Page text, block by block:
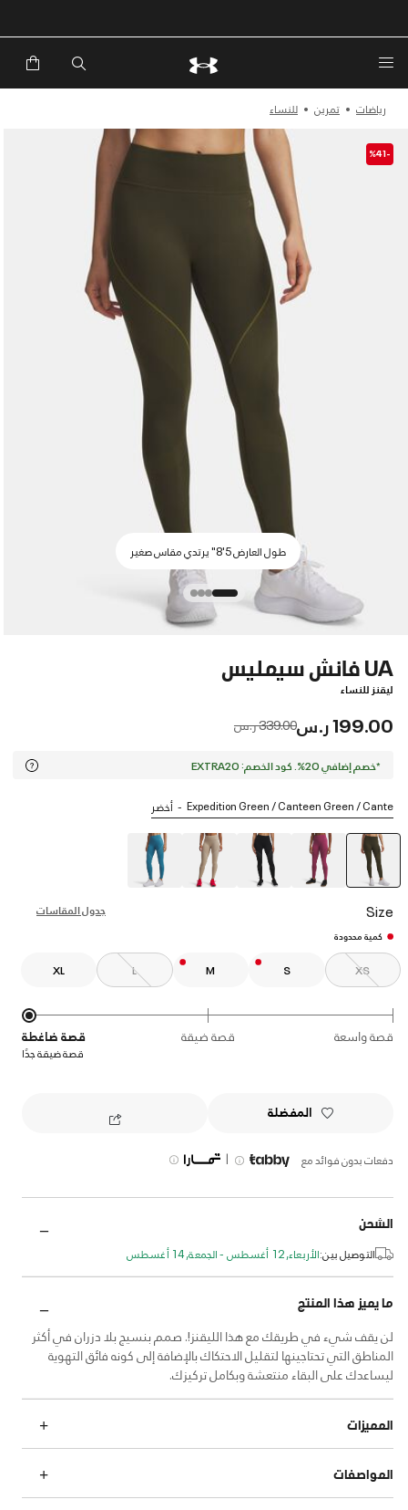
خصم إضافي 20%*. باستخدام الكود EXTRA20
رياضات تمرين للنساء
-%41
طول العارض 5'8" يرتدي مقاس صغير
UA فانش سيمليس
ليقنز للنساء
199.00 ر.س Price reduced from
339.00 ر.س to
*خصم إضافي 20%. كود الخصم: EXTRA20
Expedition Green / Canteen Green / Cante أخضر
Size جدول المقاسات
كمية محدودة
XS
S
M
L
XL
قصة واسعة قصة ضيقة قصة ضاغطة
قصة ضيقة جدًا
المفضلة
دفعات بدون فوائد مع |
الشحن
التوصيل بين:الأربعاء, 12 أغسطس - الجمعة, 14 أغسطس
ما يميز هذا المنتج
لن يقف شيء في طريقك مع هذا الليقنز!. صمم بنسيج بلا دزران في أكثر
المناطق التي تحتاجينها لتقليل الاحتكاك بالإضافة إلى كونه فائق التهوية
ليساعدك على البقاء منتعشة وبكامل تركيزك.
المميزات
المواصفات